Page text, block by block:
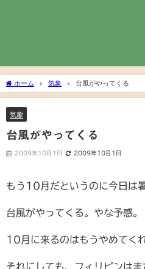
ホーム 気象 台風がやってくる
気象
台風がやってくる
2009年10月1日 2009年10月1日
もう10月だというのに今日は
台風がやってくる。やな予感。
10月に来るのはもうやめてく
それにしても、フィリピンはま